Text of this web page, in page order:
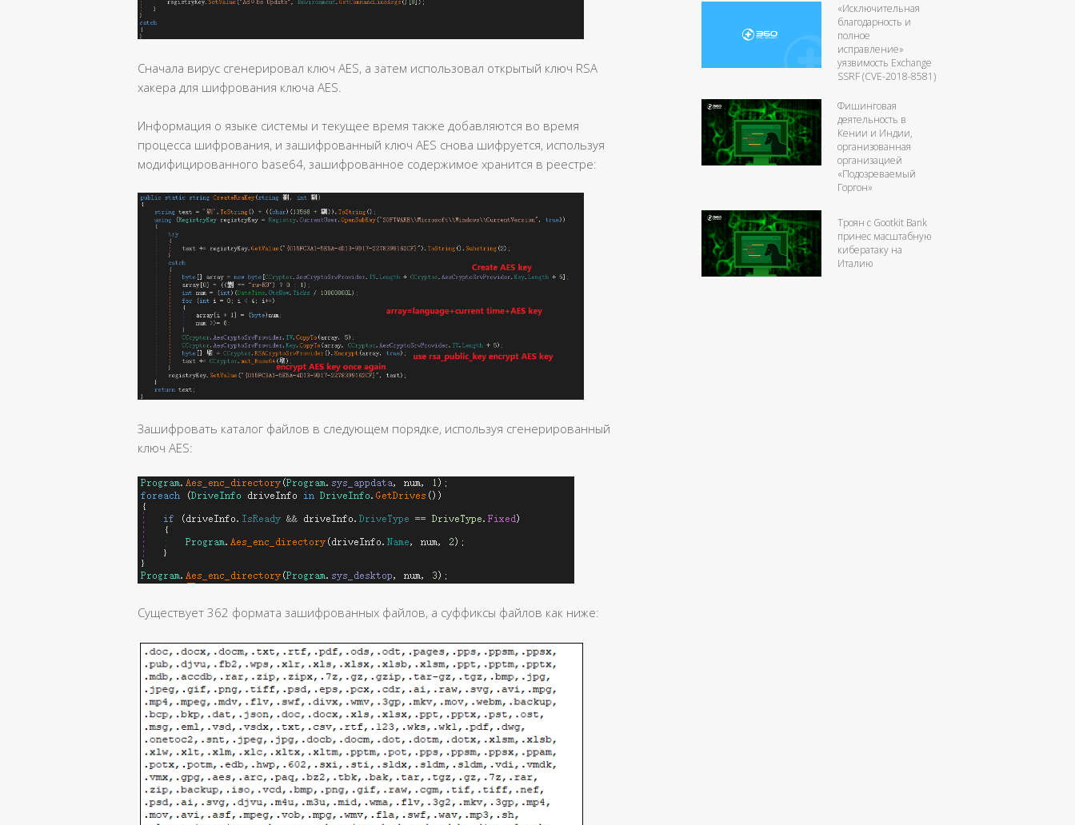
Сначала вирус сгенерировал ключ AES, а затем использовал открытый ключ RSA
хакера для шифрования ключа AES.
Информация о языке системы и текущее время также добавляются во время
процесса шифрования, и зашифрованный ключ AES снова шифруется, используя
модифицированного base64, зашифрованное содержимое хранится в реестре:
Зашифровать каталог файлов в следующем порядке, используя сгенерированный
ключ AES:
Существует 362 формата зашифрованных файлов, а суффиксы файлов как ниже:
«Исключительная
благодарность и
полное
исправление»
уязвимость Exchange
SSRF (CVE-2018-8581)
Фишинговая
деятельность в
Кении и Индии,
организованная
организацией
«Подозреваемый
Горгон»
Троян с Gootkit Bank
принес масштабную
кибератаку на
Италию